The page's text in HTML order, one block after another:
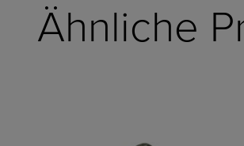
Ähnliche